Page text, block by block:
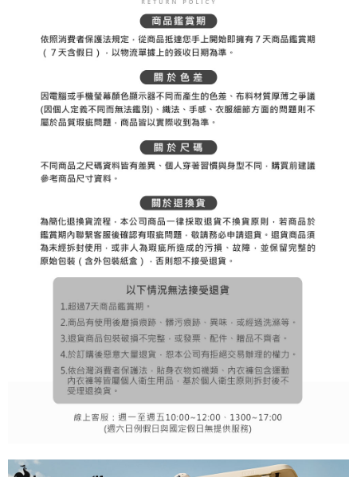
https://aftee.tw/terms/#terms3
３．未成年的使用者請事先徵得法定代理人或監護人之同意方可使用
「AFTEE先享後付」，若未經同意申辦者引起之損失，本公司不負相關責
４．使用「AFTEE先享後付」時，將依據個別帳號之用戶狀況，依本公司即
時審查核予不同之上限額度；若仍有額度不足之情形，本公司將視審查結果
請求用戶進行身份認證。
５．嚴禁一人註冊多個帳號或使用他人資訊註冊。若發現惡意使用之情形，
恩沛科技股份有限公司將有權停止該用戶之使用額度並採取法律行動。
免運費
免運費